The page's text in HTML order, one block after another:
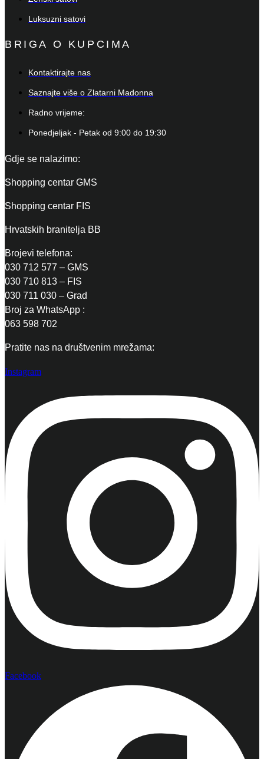
Luksuzni satovi
BRIGA O KUPCIMA
Kontaktirajte nas
Saznajte više o Zlatarni Madonna
Radno vrijeme:
Ponedjeljak - Petak od 9:00 do 19:30
Gdje se nalazimo:
Shopping centar GMS
Shopping centar FIS
Hrvatskih branitelja BB
Brojevi telefona:
030 712 577 – GMS
030 710 813 – FIS
030 711 030 – Grad
Broj za WhatsApp :
063 598 702
Pratite nas na društvenim mrežama:
Instagram
Facebook